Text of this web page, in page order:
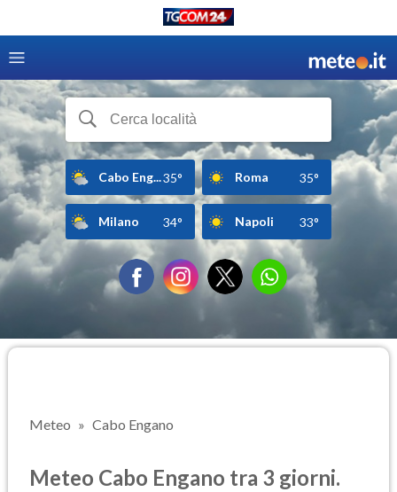
Cabo Eng...35° Roma 35°
Milano 34° Napoli 33°
Meteo Cabo Engano
Meteo Cabo Engano tra 3 giorni.